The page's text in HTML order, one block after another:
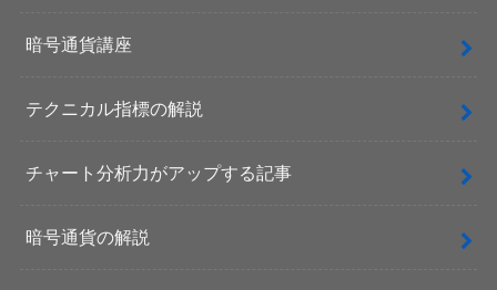
暗号通貨講座
テクニカル指標の解説
チャート分析力がアップする記事
暗号通貨の解説